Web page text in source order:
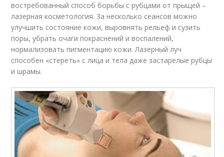
востребованный способ борьбы с рубцами от прыщей –
лазерная косметология. За несколько сеансов можно
улучшить состояние кожи, выровнять рельеф и сузить
поры, убрать очаги покраснений и воспалений,
нормализовать пигментацию кожи. Лазерный луч
способен «стереть» с лица и тела даже застарелые рубцы
и шрамы.